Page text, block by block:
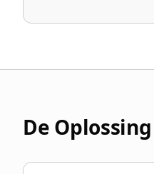
De Oplossing